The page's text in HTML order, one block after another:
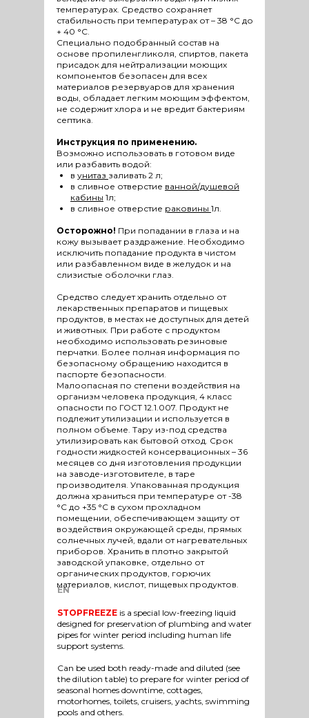
температурах. Средство сохраняет
стабильность при температурах от – 38 °С до
+ 40 °С.
Специально подобранный состав на
основе пропиленгликоля, спиртов, пакета
присадок для нейтрализации моющих
компонентов безопасен для всех
материалов резервуаров для хранения
воды, обладает легким моющим эффектом,
не содержит хлора и не вредит бактериям
септика.
Инструкция по применению.
Возможно использовать в готовом виде
или разбавить водой:
в унитаз заливать 2 л;
в сливное отверстие ванной/душевой
кабины 1л;
в сливное отверстие раковины 1л.
Осторожно! При попадании в глаза и на
кожу вызывает раздражение. Необходимо
исключить попадание продукта в чистом
или разбавленном виде в желудок и на
слизистые оболочки глаз.
Средство следует хранить отдельно от
лекарственных препаратов и пищевых
продуктов, в местах не доступных для детей
и животных. При работе с продуктом
необходимо использовать резиновые
перчатки. Более полная информация по
безопасному обращению находится в
паспорте безопасности.
Малоопасная по степени воздействия на
организм человека продукция, 4 класс
опасности по ГОСТ 12.1.007. Продукт не
подлежит утилизации и используется в
полном объеме. Тару из-под средства
утилизировать как бытовой отход. Срок
годности жидкостей консервационных – 36
месяцев со дня изготовления продукции
на заводе-изготовителе, в таре
производителя. Упакованная продукция
должна храниться при температуре от -38
°С до +35 °С в сухом прохладном
помещении, обеспечивающем защиту от
воздействия окружающей среды, прямых
солнечных лучей, вдали от нагревательных
приборов. Хранить в плотно закрытой
заводской упаковке, отдельно от
органических продуктов, горючих
материалов, кислот, пищевых продуктов.
STOPFREEZE is a special low-freezing liquid
designed for preservation of plumbing and water
pipes for winter period including human life
support systems.
Can be used both ready-made and diluted (see
the dilution table) to prepare for winter period of
seasonal homes downtime, cottages,
motorhomes, toilets, cruisers, yachts, swimming
pools and others.
EN